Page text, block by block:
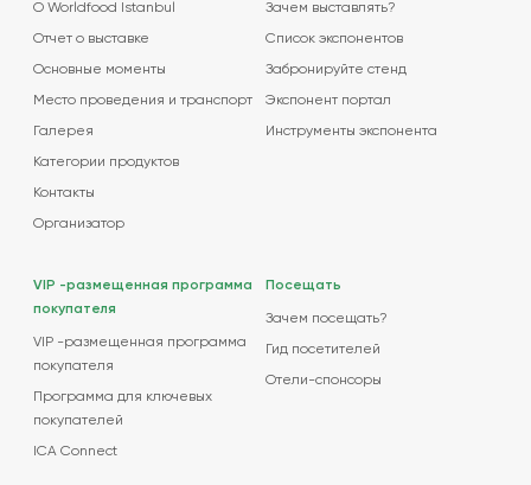
О Worldfood Istanbul
Отчет о выставке
Основные моменты
Место проведения и транспорт
Галерея
Категории продуктов
Контакты
Организатор
Зачем выставлять?
Список экспонентов
Забронируйте стенд
Экспонент портал
Инструменты экспонента
VIP -размещенная программа
покупателя
VIP -размещенная программа
покупателя
Программа для ключевых
покупателей
ICA Connect
Посещать
Зачем посещать?
Гид посетителей
Отели-спонсоры